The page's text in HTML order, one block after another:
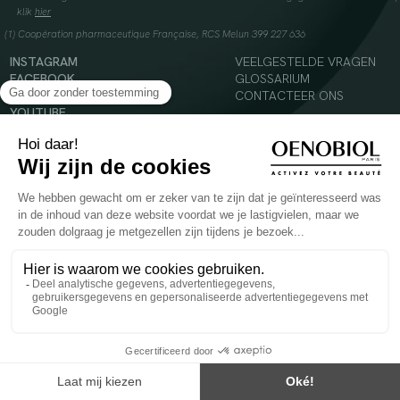
klik hier
(1) Coopération pharmaceutique Française, RCS Melun 399 227 636
INSTAGRAM
FACEBOOK
TIKTOK
YOUTUBE
VEELGESTELDE VRAGEN
GLOSSARIUM
CONTACTEER ONS
Voedingssupplement dat moet worden geconsumeerd als onderdeel van een gevarieerde,
evenwichtige voeding en een gezonde levensstijl. Aanbevolen dagelijkse dosis niet
overschrijden. Enkel voor volwassenen, buiten het bereik van kinderen houden.